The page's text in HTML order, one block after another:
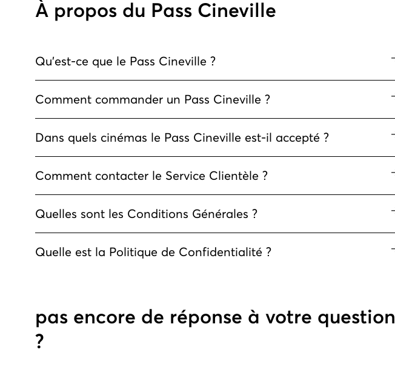
À propos du Pass Cineville
Qu’est-ce que le Pass Cineville ?
Comment commander un Pass Cineville ?
Dans quels cinémas le Pass Cineville est-il accepté ?
Comment contacter le Service Clientèle ?
Quelles sont les Conditions Générales ?
Quelle est la Politique de Confidentialité ?
pas encore de réponse à votre question
?